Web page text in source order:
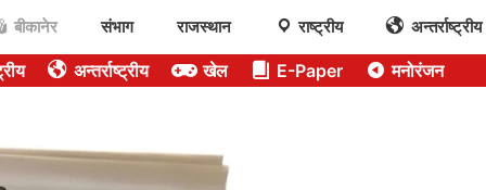
बीकानेर संभाग राजस्थान राष्ट्रीय अन्तर्राष्ट्रीय
अन्तर्राष्ट्रीय खेल E-Paper मनोरंजन